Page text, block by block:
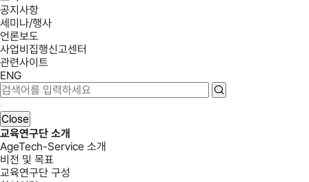
공지사항
세미나/행사
언론보도
사업비집행신고센터
관련사이트
ENG
Close
교육연구단 소개
AgeTech-Service 소개
비전 및 목표
교육연구단 구성